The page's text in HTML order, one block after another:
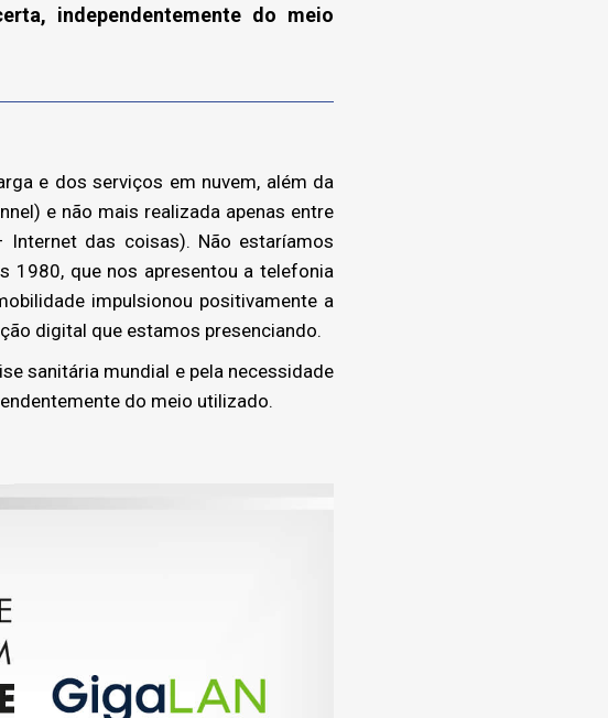
independentemente do meio
e dos serviços em nuvem, além da
e não mais realizada apenas entre
das coisas). Não estaríamos
1980, que nos apresentou a telefonia
impulsionou positivamente a
digital que estamos presenciando.
sanitária mundial e pela necessidade
do meio utilizado.